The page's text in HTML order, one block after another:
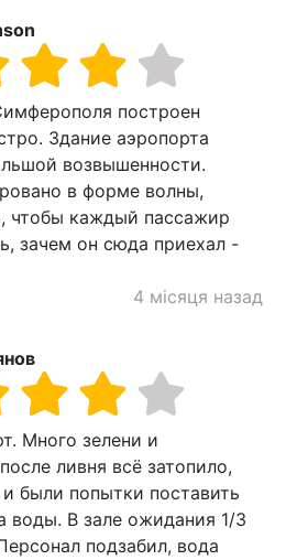
построен
Здание аэропорта
возвышенности.
в форме волны,
чтобы каждый пассажир
зачем он сюда приехал -
4 місяця назад
Много зелени и
ливня всё затопило,
были попытки поставить
воды. В зале ожидания 1/3
подзабил, вода